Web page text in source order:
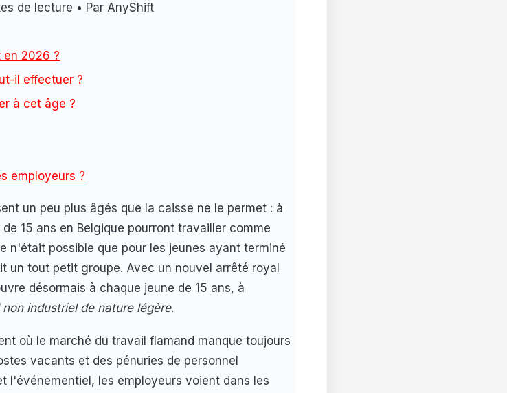
de lecture • Par AnyShift
2026 ?
il effectuer ?
à cet âge ?
employeurs ?
un peu plus âgés que la caisse ne le permet : à
15 ans en Belgique pourront travailler comme
n'était possible que pour les jeunes ayant terminé
un tout petit groupe. Avec un nouvel arrêté royal
désormais à chaque jeune de 15 ans, à
industriel de nature légère.
où le marché du travail flamand manque toujours
vacants et des pénuries de personnel
l'événementiel, les employeurs voient dans les